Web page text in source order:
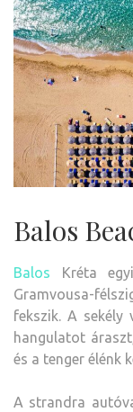
Balos
Balos Kréta
Gramvousa-
fekszik. A
hangulatot
és a tenger élénk
A strandra